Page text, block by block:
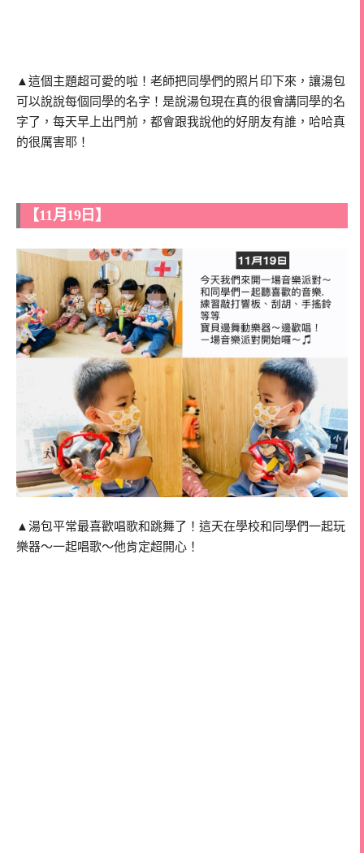
▲這個主題超可愛的啦！老師把同學們的照片印下來，讓湯包
可以說說每個同學的名字！是說湯包現在真的很會講同學的名
字了，每天早上出門前，都會跟我說他的好朋友有誰，哈哈真
的很厲害耶！
【11月19日】
▲湯包平常最喜歡唱歌和跳舞了！這天在學校和同學們一起玩
樂器～一起唱歌～他肯定超開心！